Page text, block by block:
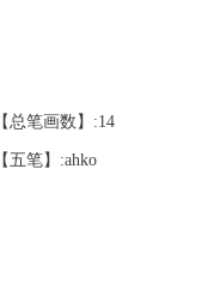
【总笔画数】:14
【五笔】:ahko